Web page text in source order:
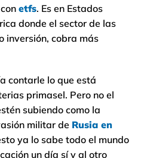
etfs. Es en Estados
donde el sector de las
inversión, cobra más
contarle lo que está
primasel. Pero no el
subiendo como la
militar de Rusia en
ya lo sabe todo el mundo
un día sí y al otro